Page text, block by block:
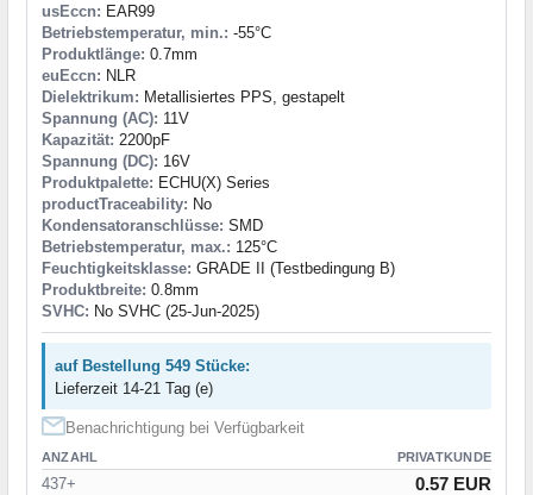
usEccn: EAR99
Betriebstemperatur, min.: -55°C
Produktlänge: 0.7mm
euEccn: NLR
Dielektrikum: Metallisiertes PPS, gestapelt
Spannung (AC): 11V
Kapazität: 2200pF
Spannung (DC): 16V
Produktpalette: ECHU(X) Series
productTraceability: No
Kondensatoranschlüsse: SMD
Betriebstemperatur, max.: 125°C
Feuchtigkeitsklasse: GRADE II (Testbedingung B)
Produktbreite: 0.8mm
SVHC: No SVHC (25-Jun-2025)
auf Bestellung 549 Stücke:
Lieferzeit 14-21 Tag (e)
Benachrichtigung bei Verfügbarkeit
ANZAHL PRIVATKUNDE
437+ 0.57 EUR